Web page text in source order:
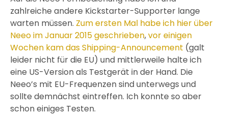
zahlreiche andere Kickstarter-Supporter lange
warten müssen. Zum ersten Mal habe ich hier über
Neeo im Januar 2015 geschrieben,vor einigen
Wochen kam das Shipping-Announcement (galt
leider nicht für die EU) und mittlerweile halte ich
eine US-Version als Testgerät in der Hand. Die
Neeo’s mit EU-Frequenzen sind unterwegs und
sollte demnächst eintreffen. Ich konnte so aber
schon einiges Testen.